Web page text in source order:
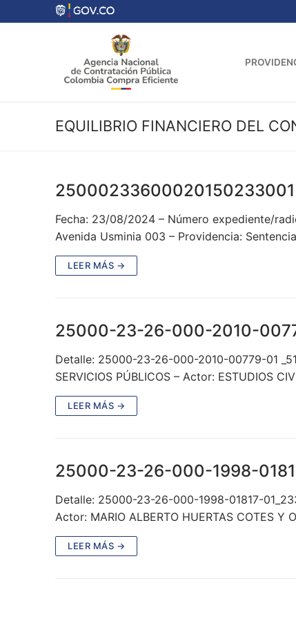
al
EQUILIBRIO FINANCIERO DEL
Fecha: 23/08/2024 – Número expediente/
Avenida Usminia 003 – Providencia:
LEER MÁS →
25000-23-26-000-2010-
Detalle: 25000-23-26-000-2010-00779-01
SERVICIOS PÚBLICOS – Actor: ESTUDIOS
LEER MÁS →
25000-23-26-000-1998-
Detalle: 25000-23-26-000-1998-01817-
Actor: MARIO ALBERTO HUERTAS COTES Y
LEER MÁS →